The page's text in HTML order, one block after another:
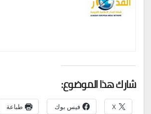
شارك هذا الموضوع:
X فيس بوك طباعة